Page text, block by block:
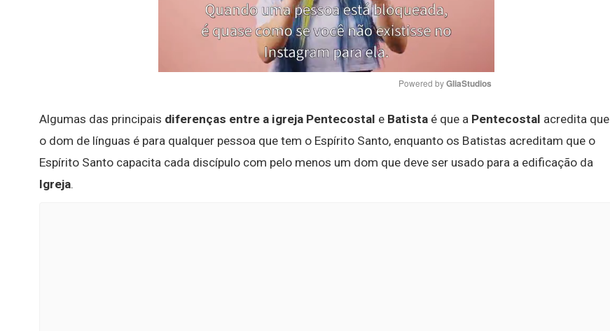
Mute
Powered by GliaStudios
Algumas das principais diferenças entre a igreja Pentecostal e Batista é que a Pentecostal acredita que
o dom de línguas é para qualquer pessoa que tem o Espírito Santo, enquanto os Batistas acreditam que o
Espírito Santo capacita cada discípulo com pelo menos um dom que deve ser usado para a edificação da
Igreja.